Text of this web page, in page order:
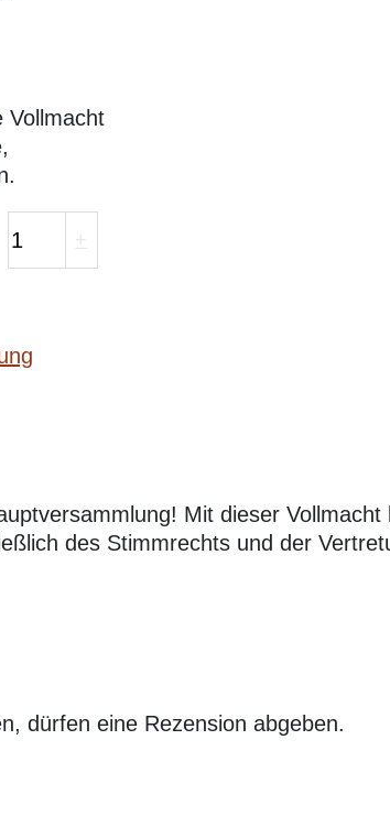
Vollmacht
Mit dieser
des Stimmrechts und der
dürfen eine Rezension abgeben.